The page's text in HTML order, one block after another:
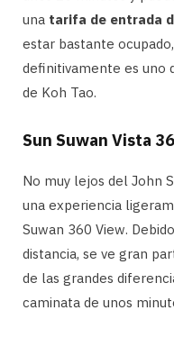
una tarifa de entrada
estar bastante
definitivamente es uno
de Koh Tao.
Sun Suwan Vista
No muy lejos del John
una experiencia
Suwan 360 View.
distancia, se ve gran
de las grandes
caminata de unos